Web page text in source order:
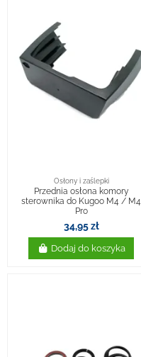
Osłony i zaślepki
Przednia osłona komory
sterownika do Kugoo M4 / M4
Pro
34,95 zł
Dodaj do koszyka